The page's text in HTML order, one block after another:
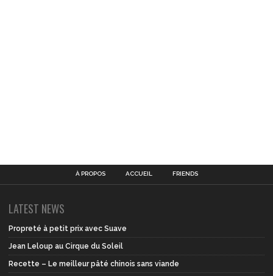
À PROPOS ACCUEIL FRIENDS
LATEST NEWS
Propreté à petit prix avec Suave
Jean Leloup au Cirque du Soleil
Recette – Le meilleur pâté chinois sans viande